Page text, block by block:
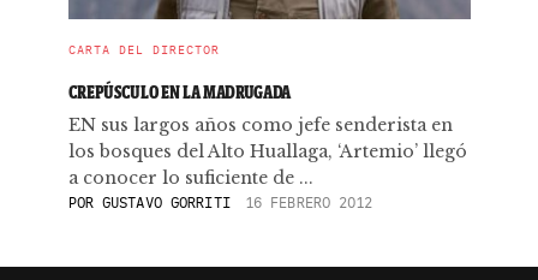
CARTA DEL DIRECTOR
CREPÚSCULO EN LA MADRUGADA
EN sus largos años como jefe senderista en
los bosques del Alto Huallaga, ‘Artemio’ llegó
a conocer lo suficiente de ...
POR GUSTAVO GORRITI 16 FEBRERO 2012